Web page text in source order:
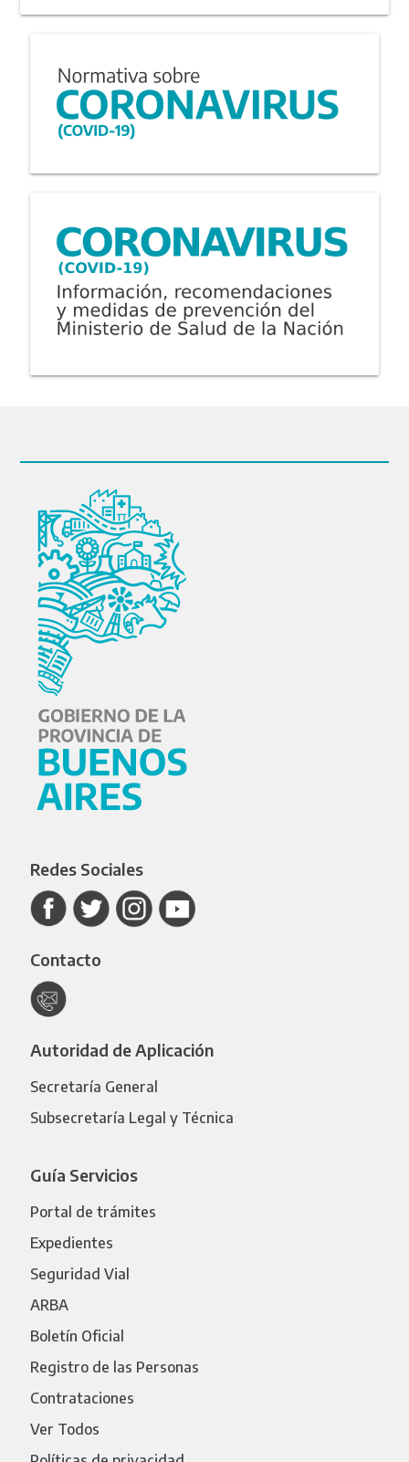
Redes Sociales
Contacto
Autoridad de Aplicación
Secretaría General
Subsecretaría Legal y Técnica
Guía Servicios
Portal de trámites
Expedientes
Seguridad Vial
ARBA
Boletín Oficial
Registro de las Personas
Contrataciones
Ver Todos